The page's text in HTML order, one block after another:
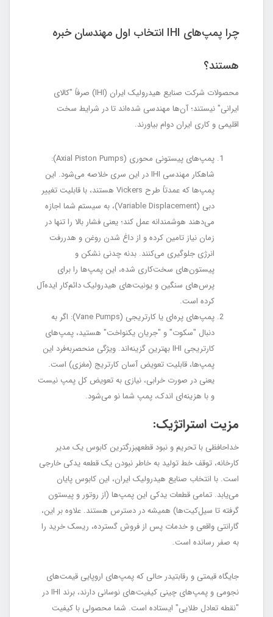
چرا پمپ‌های IHI انتخاب اول مهندسان خبره
هستند؟
محصولات شرکت صنایع هیدرولیک ایران (IHI) صرفاً "کالای
ایرانی" نیستند؛ آن‌ها مهندسی شده‌اند تا در شرایط سخت
اقلیمی و کاری ایران دوام بیاورند.
پمپ‌های پیستونی محوری (Axial Piston Pumps):
شاهکار مهندسی IHI در این سری خلاصه می‌شود. این
پمپ‌ها که عمدتاً طرح Vickers هستند، با قابلیت تغییر
دبی (Variable Displacement)، به سیستم شما اجازه
می‌دهند هوشمندانه عمل کند؛ یعنی فشار بالا را تنها در
زمان نیاز تامین کرده و از داغ شدن روغن و هدررفت
انرژی جلوگیری می‌کنند. بدنه چدنی نشکن و
پیستون‌های سخت‌کاری شده، این پمپ‌ها را برای
پرس‌های سنگین و یونیت‌های هیدرولیک دائم‌کار ایده‌آل
کرده است.
پمپ‌های پره‌ای یا کارتریجی (Vane Pumps): اگر به
دنبال "سکوت" و "جریان یکنواخت" هستید، پمپ‌های
کارتریجی IHI بهترین گزینه‌اند. ویژگی منحصر‌به‌فرد این
پمپ‌ها، قابلیت تعویض آسان کارتریج (مغزی) است.
یعنی در صورت خرابی، نیازی به تعویض کل پمپ نیست
و با هزینه‌ای اندک، پمپ شما نو می‌شود.
مزیت استراتژیک:
خداحافظی با تحریم و نبود قطعهبزرگترین کابوس یک مدیر
کارخانه، توقف خط تولید به خاطر نبودن یک قطعه یدکی خارجی
است. با انتخاب صنایع هیدرولیک ایران، این کابوس پایان
می‌یابد. تمامی قطعات یدکی این پمپ‌ها (از روتور و پیستون
گرفته تا سیل‌کیت‌ها) همیشه در دسترس هستند. علاوه بر این،
گارانتی واقعی و خدمات پس از فروش گسترده، ریسک خرید را
به صفر رسانده است.
جایگاه قیمتی و رقابتیدر حالی که پمپ‌های اروپایی قیمت‌های
نجومی و پمپ‌های چینی کیفیت‌های نوسانی دارند، برند IHI در
"نقطه تعادل طلایی" ایستاده است. شما محصولی با کیفیت